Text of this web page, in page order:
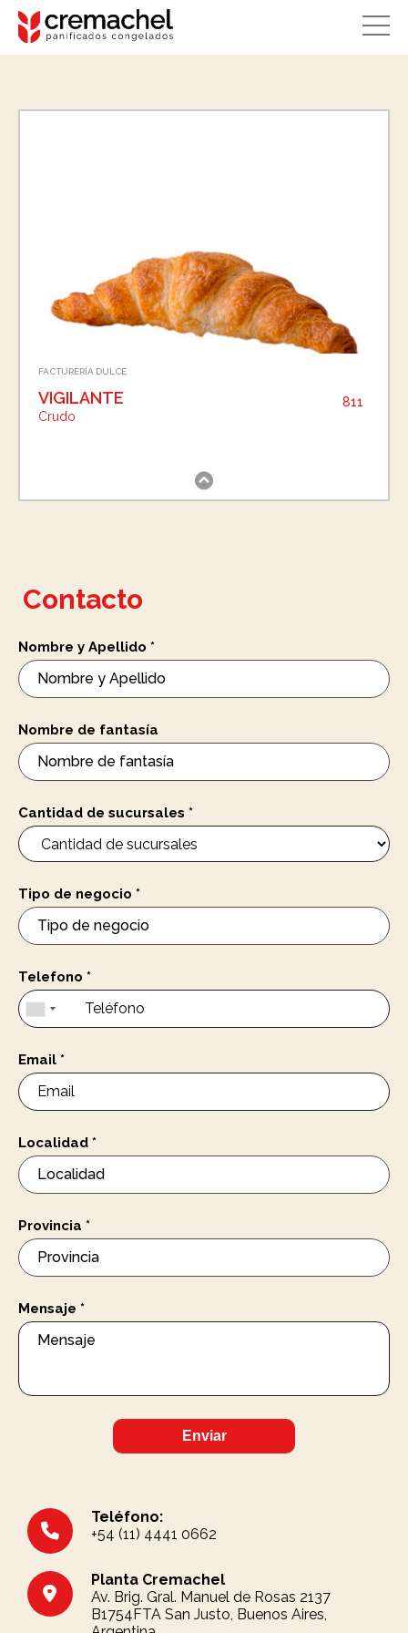
FACTURERÍA DULCE
VIGILANTE
Crudo
811
Contacto
Nombre y Apellido *
Nombre de fantasía
Cantidad de sucursales *
Tipo de negocio *
Telefono *
Email *
Localidad *
Provincia *
Mensaje *
Enviar
Teléfono:
+54 (11) 4441 0662
Planta Cremachel
Av. Brig. Gral. Manuel de Rosas 2137
B1754FTA San Justo, Buenos Aires,